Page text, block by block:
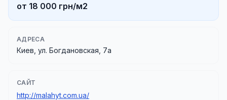
от 18 000 грн/м2
АДРЕСА
Киев, ул. Богдановская, 7а
САЙТ
http://malahyt.com.ua/